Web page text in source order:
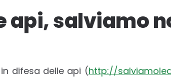
api, salviamo
difesa delle api (http://